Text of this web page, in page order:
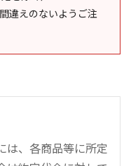
違えのないようご注
は、各商品等に所定